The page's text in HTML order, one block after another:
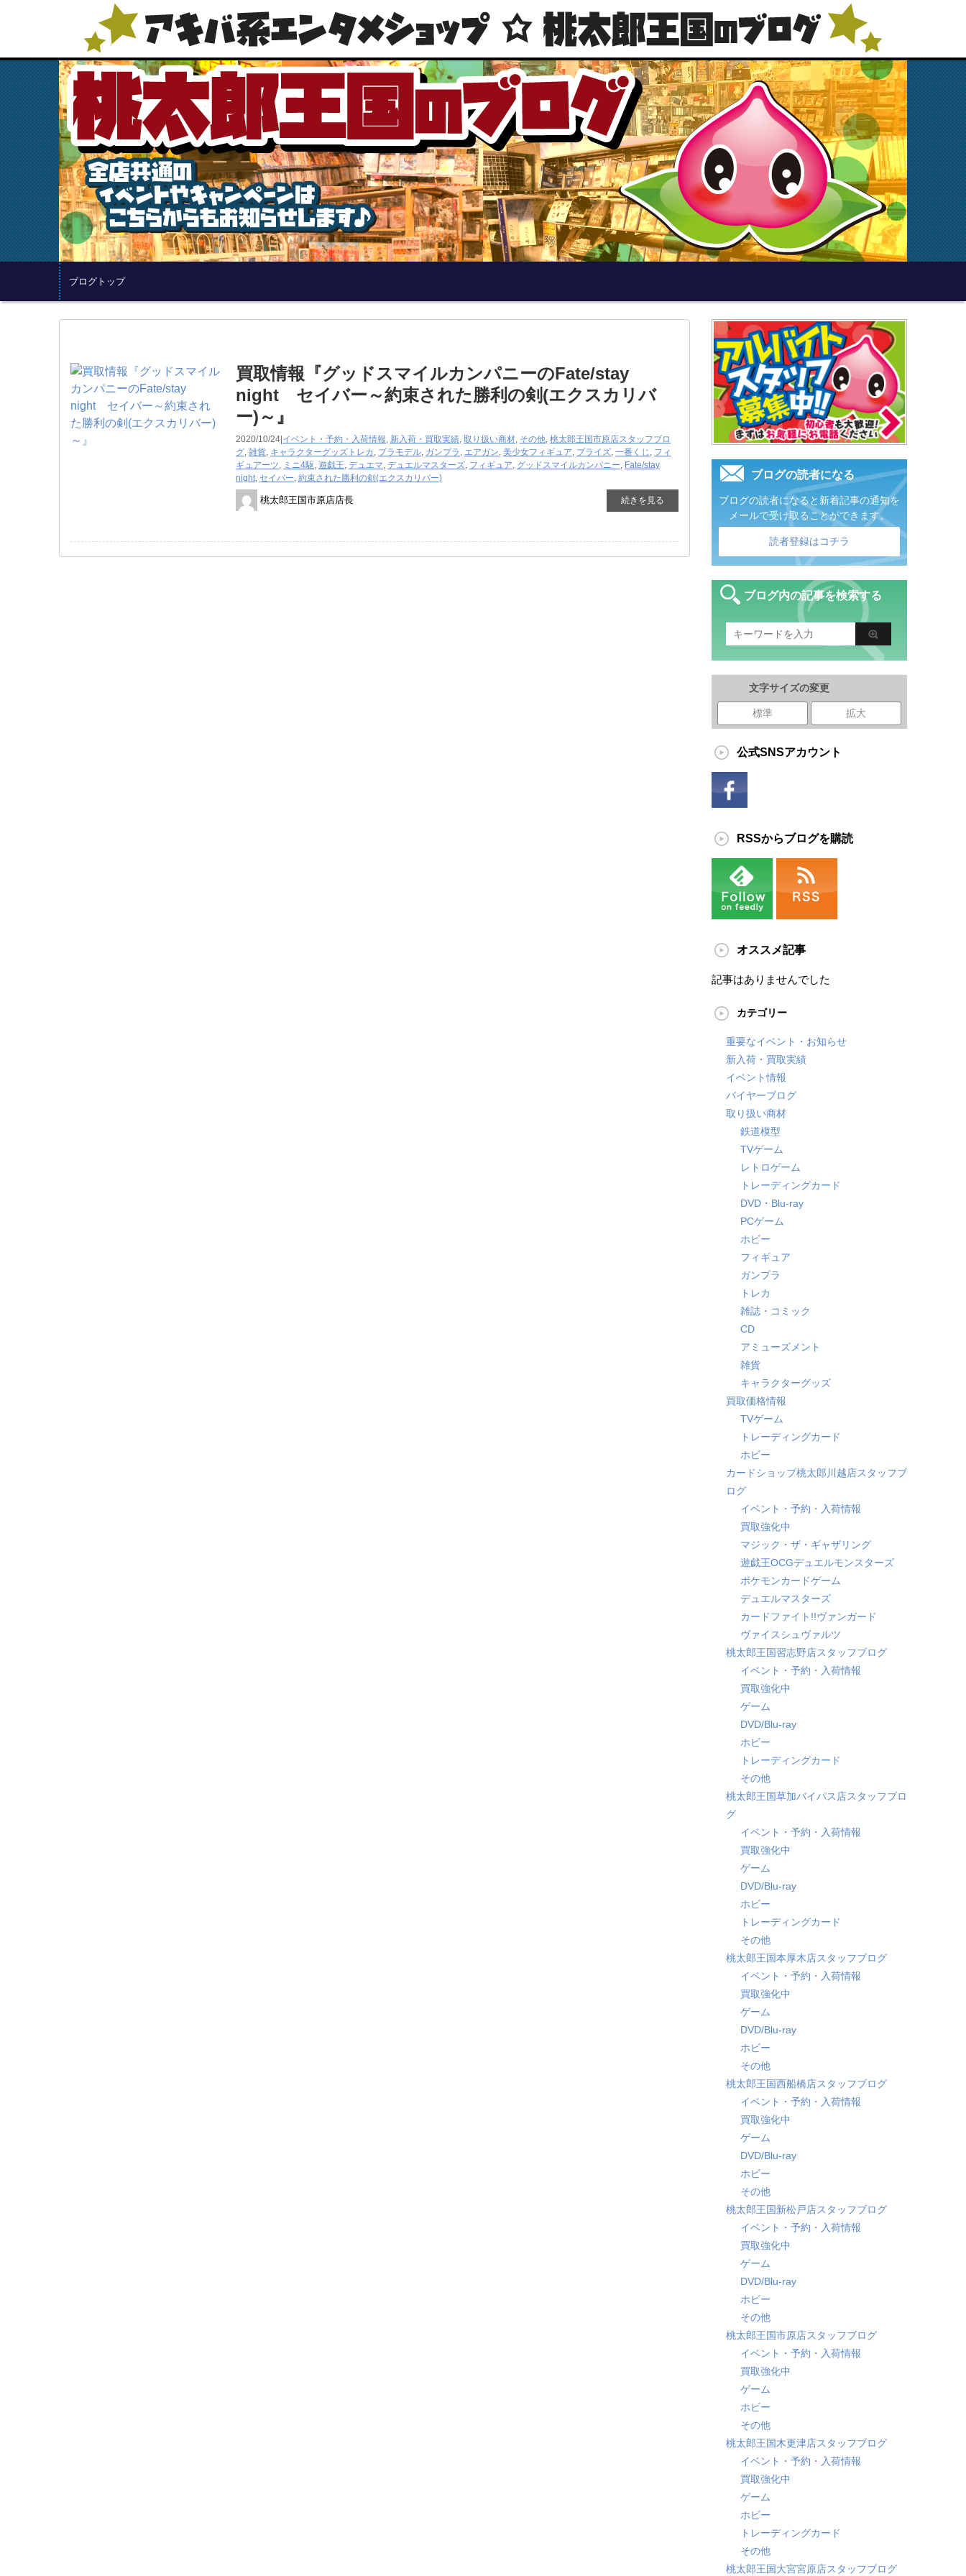
ブログトップ
買取情報『グッドスマイルカンパニーのFate/stay
night セイバー～約束された勝利の剣(エクスカリバ
ー)～』
2020/10/24| イベント・予約・入荷情報, 新入荷・買取実績, 取り扱い商材, その他, 桃太郎王国市原店スタッフブロ
グ, 雑貨, キャラクターグッズ トレカ , プラモデル, ガンプラ , エアガン, 美少女フィギュア, プライズ, 一番くじ , フィ
ギュアーツ, ミニ4駆, 遊戯王, デュエマ, デュエルマスターズ, フィギュア, グッドスマイルカンパニー, Fate/stay
night, セイバー, 約束された勝利の剣(エクスカリバー)
桃太郎王国市原店店長 続きを見る
ブログの読者になる
ブログの読者になると新着記事の通知を
メールで受け取ることができます。
読者登録はコチラ
ブログ内の記事を検索する
文字サイズの変更
標準 拡大
公式SNSアカウント
RSSからブログを購読
オススメ記事
記事はありませんでした
カテゴリー
重要なイベント・お知らせ
新入荷・買取実績
イベント情報
バイヤーブログ
取り扱い商材
鉄道模型
TVゲーム
レトロゲーム
トレーディングカード
DVD・Blu-ray
PCゲーム
ホビー
フィギュア
ガンプラ
トレカ
雑誌・コミック
CD
アミューズメント
雑貨
キャラクターグッズ
買取価格情報
TVゲーム
トレーディングカード
ホビー
カードショップ桃太郎川越店スタッフブ
ログ
イベント・予約・入荷情報
買取強化中
マジック・ザ・ギャザリング
遊戯王OCGデュエルモンスターズ
ポケモンカードゲーム
デュエルマスターズ
カードファイト!!ヴァンガード
ヴァイスシュヴァルツ
桃太郎王国習志野店スタッフブログ
イベント・予約・入荷情報
買取強化中
ゲーム
DVD/Blu-ray
ホビー
トレーディングカード
その他
桃太郎王国草加バイパス店スタッフブロ
グ
イベント・予約・入荷情報
買取強化中
ゲーム
DVD/Blu-ray
ホビー
トレーディングカード
その他
桃太郎王国本厚木店スタッフブログ
イベント・予約・入荷情報
買取強化中
ゲーム
DVD/Blu-ray
ホビー
その他
桃太郎王国西船橋店スタッフブログ
イベント・予約・入荷情報
買取強化中
ゲーム
DVD/Blu-ray
ホビー
その他
桃太郎王国新松戸店スタッフブログ
イベント・予約・入荷情報
買取強化中
ゲーム
DVD/Blu-ray
ホビー
その他
桃太郎王国市原店スタッフブログ
イベント・予約・入荷情報
買取強化中
ゲーム
ホビー
その他
桃太郎王国木更津店スタッフブログ
イベント・予約・入荷情報
買取強化中
ゲーム
ホビー
トレーディングカード
その他
桃太郎王国大宮宮原店スタッフブログ